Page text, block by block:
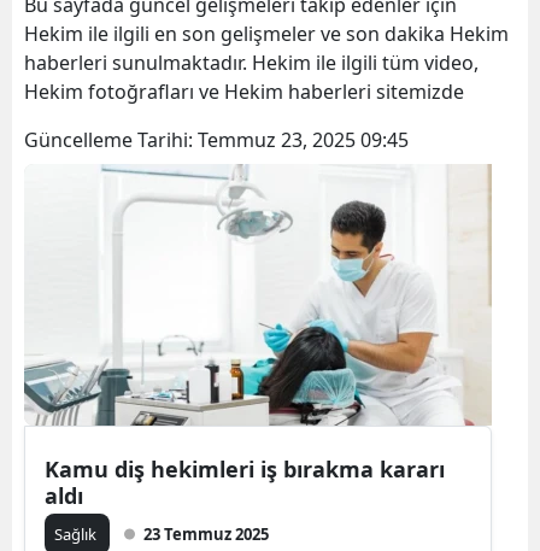
Hekim ile ilgili en son gelişmeler ve son dakika Hekim
haberleri sunulmaktadır. Hekim ile ilgili tüm video,
Hekim fotoğrafları ve Hekim haberleri sitemizde
Güncelleme Tarihi: Temmuz 23, 2025 09:45
Kamu diş hekimleri iş bırakma kararı
aldı
Sağlık 23 Temmuz 2025